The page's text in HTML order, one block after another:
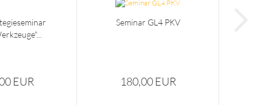
EUR
Seminar GL4 PKV
180,00 EUR